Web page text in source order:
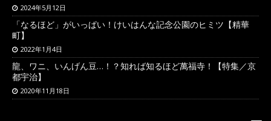
2024年5月12日
「なるほど」がいっぱい！けいはんな記念公園のヒミツ【精華
町】
2022年1月4日
龍、ワニ、いんげん豆…！？知れば知るほど萬福寺！【特集／京
都宇治】
2020年11月18日